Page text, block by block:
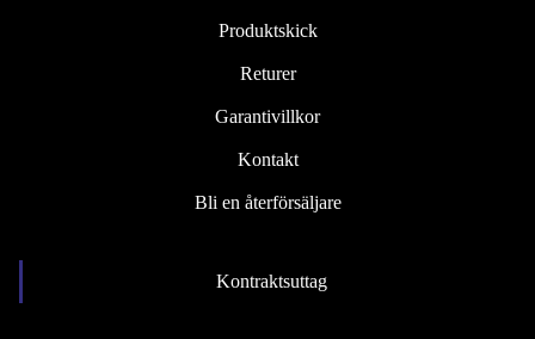
Produktskick
Returer
Garantivillkor
Kontakt
Bli en återförsäljare
Kontraktsuttag